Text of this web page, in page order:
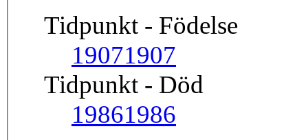
Tidpunkt - Födelse
19071907
Tidpunkt - Död
19861986